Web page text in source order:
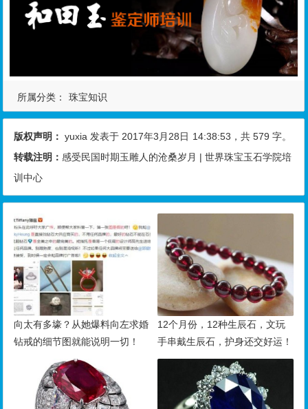
所属分类： 珠宝知识
版权声明： yuxia 发表于 2017年3月28日 14:38:53 ，共 579 字。
转载注明：感受民国时期玉雕人的沧桑岁月 | 世界珠宝玉石学院培
训中心
向太有多壕？从她爆料向左求婚
钻戒的细节图就能说明一切！
12个月份，12种生辰石，文玩
手串戴生辰石，护身还交好运！